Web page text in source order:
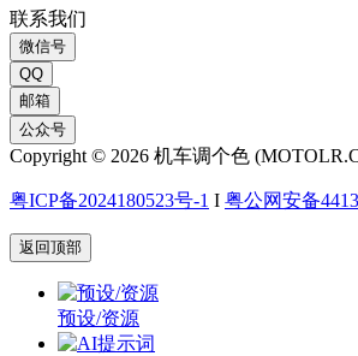
联系我们
微信号
QQ
邮箱
公众号
Copyright © 2026 机车调个色
粤ICP备2024180523号-1 I 粤公网安备
返回顶部
预设/资源